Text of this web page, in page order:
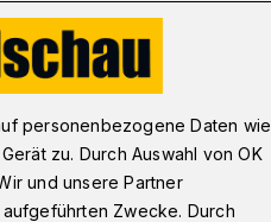
personenbezogene Daten wie
zu. Durch Auswahl von OK
und unsere Partner
Zwecke. Durch